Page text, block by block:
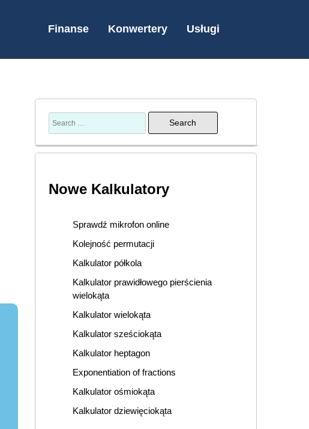
Finanse Konwertery Usługi
Nowe Kalkulatory
Sprawdź mikrofon online
Kolejność permutacji
Kalkulator półkola
Kalkulator prawidłowego pierścienia
wielokąta
Kalkulator wielokąta
Kalkulator sześciokąta
Kalkulator heptagon
Exponentiation of fractions
Kalkulator ośmiokąta
Kalkulator dziewięciokąta